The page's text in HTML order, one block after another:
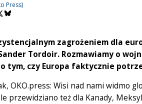
Press)
zagrożeniem dla
Tordoir. Rozmawiamy o
tym, czy Europa faktycznie
OKO.press: Wisi nad nami widmo
przewidziano też dla Kanady,